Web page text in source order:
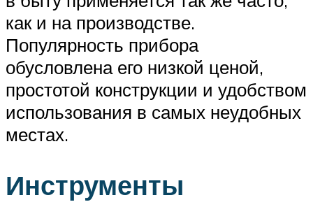
как и на производстве.
Популярность прибора
обусловлена его низкой ценой,
простотой конструкции и удобством
использования в самых неудобных
местах.
Инструменты